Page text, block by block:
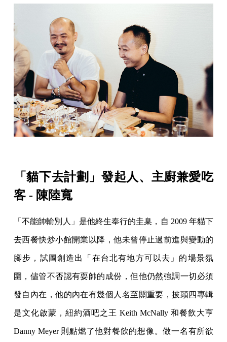
「貓下去計劃」發起人、主廚兼愛吃
客 - 陳陸寬
「不能帥輸別人」是他終生奉行的圭臬，自 2009 年貓下
去西餐快炒小館開業以降，他未曾停止過前進與變動的
腳步，試圖創造出「在台北有地方可以去」的場景氛
圍，儘管不否認有耍帥的成份，但他仍然強調一切必須
發自內在，他的內在有幾個人名至關重要，披頭四專輯
是文化啟蒙，紐約酒吧之王 Keith McNally 和餐飲大亨
Danny Meyer 則點燃了他對餐飲的想像。做一名有所欲